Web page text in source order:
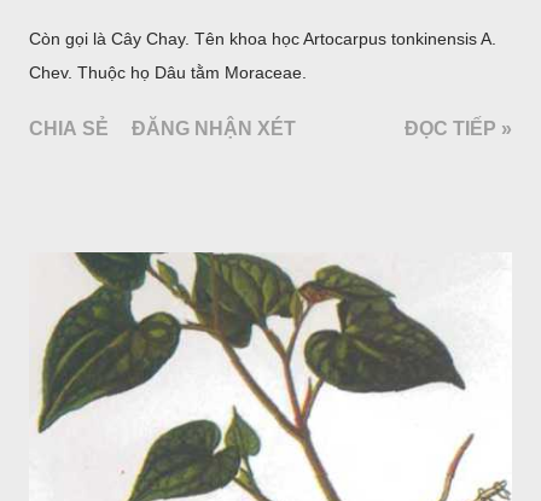
Còn gọi là Cây Chay. Tên khoa học Artocarpus tonkinensis A.
Chev. Thuộc họ Dâu tằm Moraceae.
CHIA SẺ ĐĂNG NHẬN XÉT ĐỌC TIẾP »